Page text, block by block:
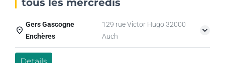
tous les mercredis
Gers Gascogne
Enchères
129 rue Victor Hugo 32000
Auch